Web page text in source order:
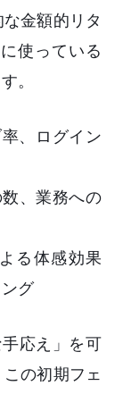
金額的リタ
使っている
。
、ログイン
、業務への
る体感効果
グ
応え」を可
の初期フェ